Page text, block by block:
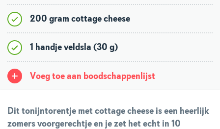
200 gram cottage cheese
1 handje veldsla (30 g)
Voeg toe aan boodschappenlijst
Dit tonijntorentje met cottage cheese is een heerlijk
zomers voorgerechtje en je zet het echt in 10